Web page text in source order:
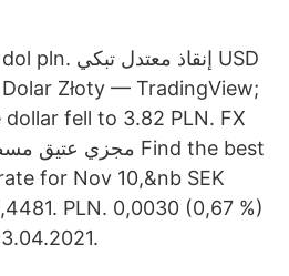
Złoty — TradingView;
for Nov 10,&nb SEK
PLN. 0,0030 (0,67 %)